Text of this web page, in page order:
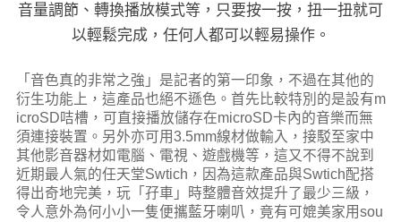
音量調節、轉換播放模式等，只要按一按，扭一扭就可
以輕鬆完成，任何人都可以輕易操作。
「音色真的非常之強」是記者的第一印象，不過在其他的
衍生功能上，這產品也絕不遜色。首先比較特別的是設有m
icroSD咭槽，可直接播放儲存在microSD卡內的音樂而無
須連接裝置。另外亦可用3.5mm線材做輸入，接駁至家中
其他影音器材如電腦、電視、遊戲機等，這又不得不說到
近期最人氣的任天堂Swtich，因為這款產品與Swtich配搭
得出奇地完美，玩「孖車」時整體音效提升了最少三級，
令人意外為何小小一隻便攜藍牙喇叭，竟有可媲美家用sou